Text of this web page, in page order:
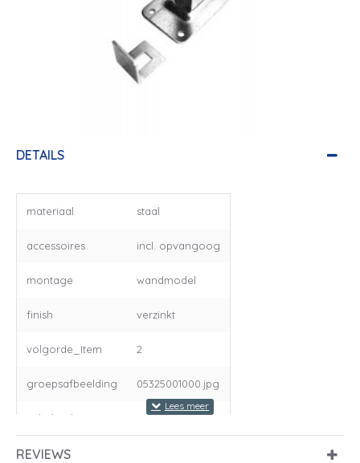
DETAILS
materiaal staal
accessoires incl. opvangoog
montage wandmodel
finish verzinkt
volgorde_Item 2
groepsafbeelding 05325001000.jpg
Labelcode DVZ HD W
volgorde_Groep
REVIEWS